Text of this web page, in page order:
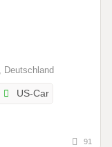
Deutschland
US-Car
91